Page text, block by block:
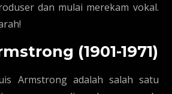
dan mulai merekam vokal.
(1901-1971)
Armstrong adalah salah satu